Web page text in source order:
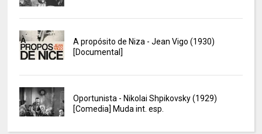
A propósito de Niza - Jean Vigo (1930)
[Documental]
Oportunista - Nikolai Shpikovsky (1929)
[Comedia] Muda int. esp.